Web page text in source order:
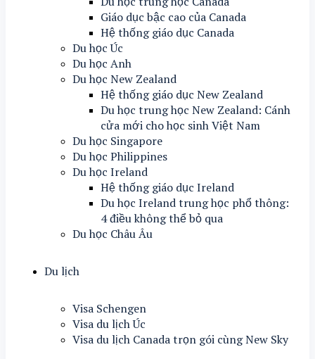
Giáo dục bậc cao của Canada
Hệ thống giáo dục Canada
Du học Úc
Du học Anh
Du học New Zealand
Hệ thống giáo dục New Zealand
Du học trung học New Zealand: Cánh
cửa mới cho học sinh Việt Nam
Du học Singapore
Du học Philippines
Du học Ireland
Hệ thống giáo dục Ireland
Du học Ireland trung học phổ thông:
4 điều không thể bỏ qua
Du học Châu Âu
Du lịch
Visa Schengen
Visa du lịch Úc
Visa du lịch Canada trọn gói cùng New Sky